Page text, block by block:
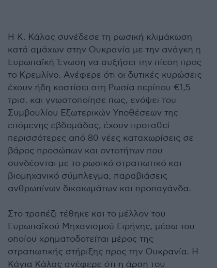
Η Κ. Κάλας συνέδεσε τη ρωσική κλιμάκωση
κατά αμάχων στην Ουκρανία με την ανάγκη η
Ευρωπαϊκή Ένωση να αυξήσει την πίεση προς
το Κρεμλίνο. Ανέφερε ότι οι δυτικές κυρώσεις
έχουν ήδη κοστίσει στη Ρωσία περίπου €1,5
τρισ. και γνωστοποίησε πως, ενόψει του
Συμβουλίου Εξωτερικών Υποθέσεων της
επόμενης εβδομάδας, έχουν προταθεί
περισσότερες από 80 νέες καταχωρίσεις σε
βάρος προσώπων και οντοτήτων που
συνδέονται με το ρωσικό στρατιωτικό και
βιομηχανικό σύμπλεγμα, παραβιάσεις
ανθρωπίνων δικαιωμάτων και προπαγάνδα.
Στο τραπέζι τέθηκε και το μέλλον του
Ευρωπαϊκού Μηχανισμού Ειρήνης, μέσω του
οποίου χρηματοδοτείται μέρος της
στρατιωτικής στήριξης προς την Ουκρανία. Η
Κάγια Κάλας ανέφερε ότι η άρση του